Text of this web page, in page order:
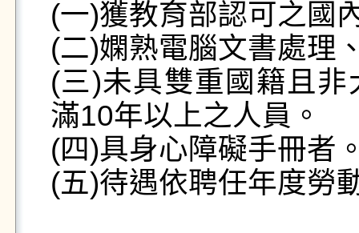
(一)獲教育部認可之國
(二)嫻熟電腦文書處理
(三)未具雙重國籍且
滿10年以上之人員。
(四)具身心障礙手冊者
(五)待遇依聘任年度勞